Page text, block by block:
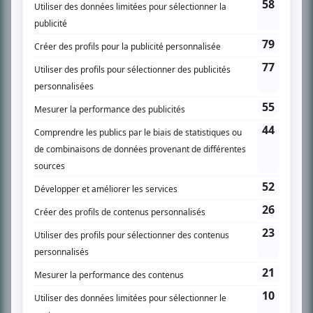
SUR LE RÉSEAU BIZZ MÉDIA
PLAN DU SITE
Accueil
Liste des oeuvres
Recherche avancée
À propos
Nous contacter
Termes et conditions
Politique de confidentialité
Gestion du consentement